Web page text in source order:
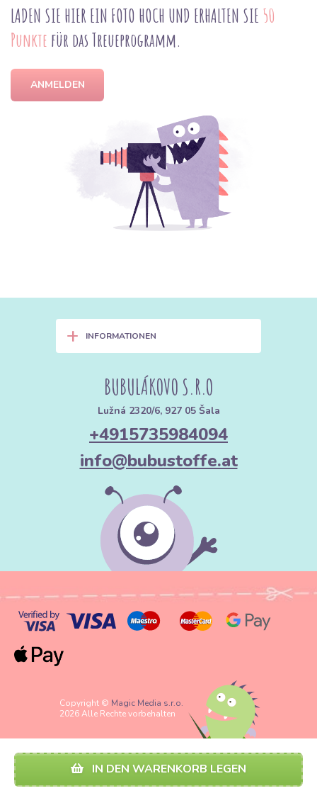
IN DEN WARENKORB LEGEN
LADEN SIE HIER EIN FOTO HOCH UND ERHALTEN SIE 50
Punkte für das Treueprogramm.
ANMELDEN
+ INFORMATIONEN
BUBULÁKOVO S.R.O
Lužná 2320/6, 927 05 Šala
+4915735984094
info@bubustoffe.at
Copyright © Magic Media s.r.o.
2026 Alle Rechte vorbehalten